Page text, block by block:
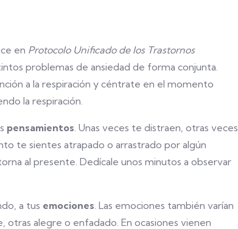
en Protocolo Unificado de los Trastornos
problemas de ansiedad de forma conjunta.
a la respiración y céntrate en el momento
la respiración.
pensamientos . Unas veces te distraen, otras veces
te sientes atrapado o arrastrado por algún
al presente. Dedícale unos minutos a observar
a tus emociones . Las emociones también varían
alegre o enfadado. En ocasiones vienen